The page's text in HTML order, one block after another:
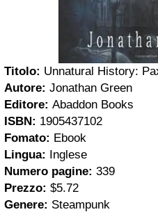
Titolo: Unnatural History:
Autore: Jonathan Green
Editore: Abaddon Books
ISBN: 1905437102
Fomato: Ebook
Lingua: Inglese
Numero pagine: 339
Prezzo: $5.72
Genere: Steampunk